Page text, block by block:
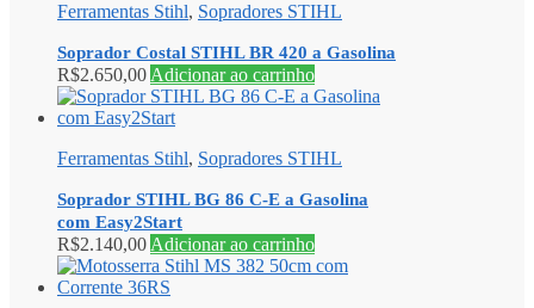
Ferramentas Stihl, Sopradores STIHL
Soprador Costal STIHL BR 420 a Gasolina
R$2.650,00 Adicionar ao carrinho
Ferramentas Stihl, Sopradores STIHL
Soprador STIHL BG 86 C-E a Gasolina
com Easy2Start
R$2.140,00 Adicionar ao carrinho